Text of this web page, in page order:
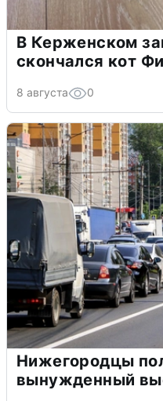
В Керженском
скончался кот
8 августа 0
Нижегородцы
вынужденный